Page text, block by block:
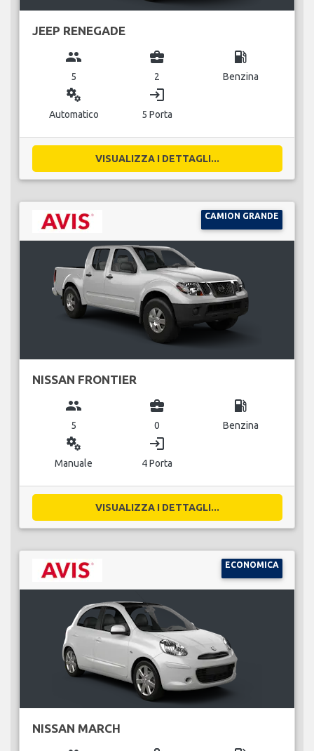
JEEP RENEGADE
group
5
business_center
2
local_gas_station
Benzina
miscellaneous_services
Automatico
login
5 Porta
VISUALIZZA I DETTAGLI...
CAMION GRANDE
NISSAN FRONTIER
group
5
business_center
0
local_gas_station
Benzina
miscellaneous_services
Manuale
login
4 Porta
VISUALIZZA I DETTAGLI...
ECONOMICA
NISSAN MARCH